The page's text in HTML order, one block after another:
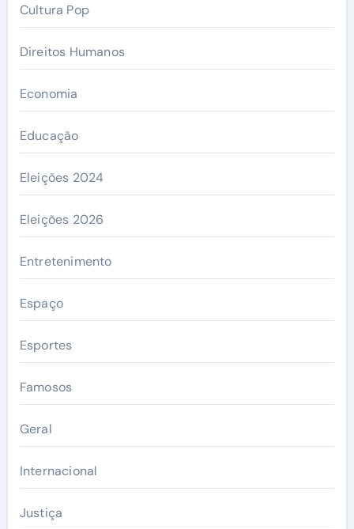
Cultura Pop
Direitos Humanos
Economia
Educação
Eleições 2024
Eleições 2026
Entretenimento
Espaço
Esportes
Famosos
Geral
Internacional
Justiça